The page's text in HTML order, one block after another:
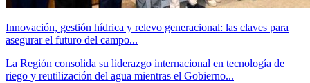
Innovación, gestión hídrica y relevo generacional: las claves para
asegurar el futuro del campo...
La Región consolida su liderazgo internacional en tecnología de
riego y reutilización del agua mientras el Gobierno...